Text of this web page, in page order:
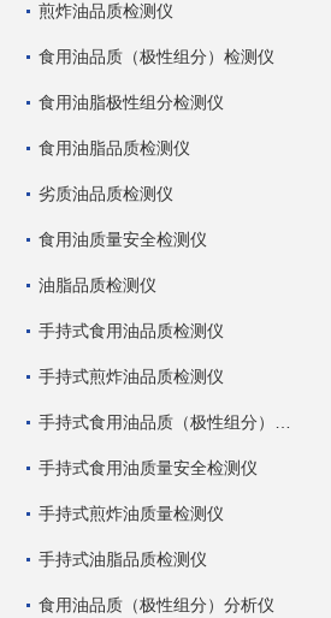
煎炸油品质检测仪
食用油品质（极性组分）检测仪
食用油脂极性组分检测仪
食用油脂品质检测仪
劣质油品质检测仪
食用油质量安全检测仪
油脂品质检测仪
手持式食用油品质检测仪
手持式煎炸油品质检测仪
手持式食用油质量安全检测仪
手持式煎炸油质量检测仪
手持式油脂品质检测仪
食用油品质（极性组分）分析仪